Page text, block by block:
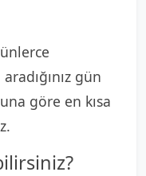
gün
göre en kısa